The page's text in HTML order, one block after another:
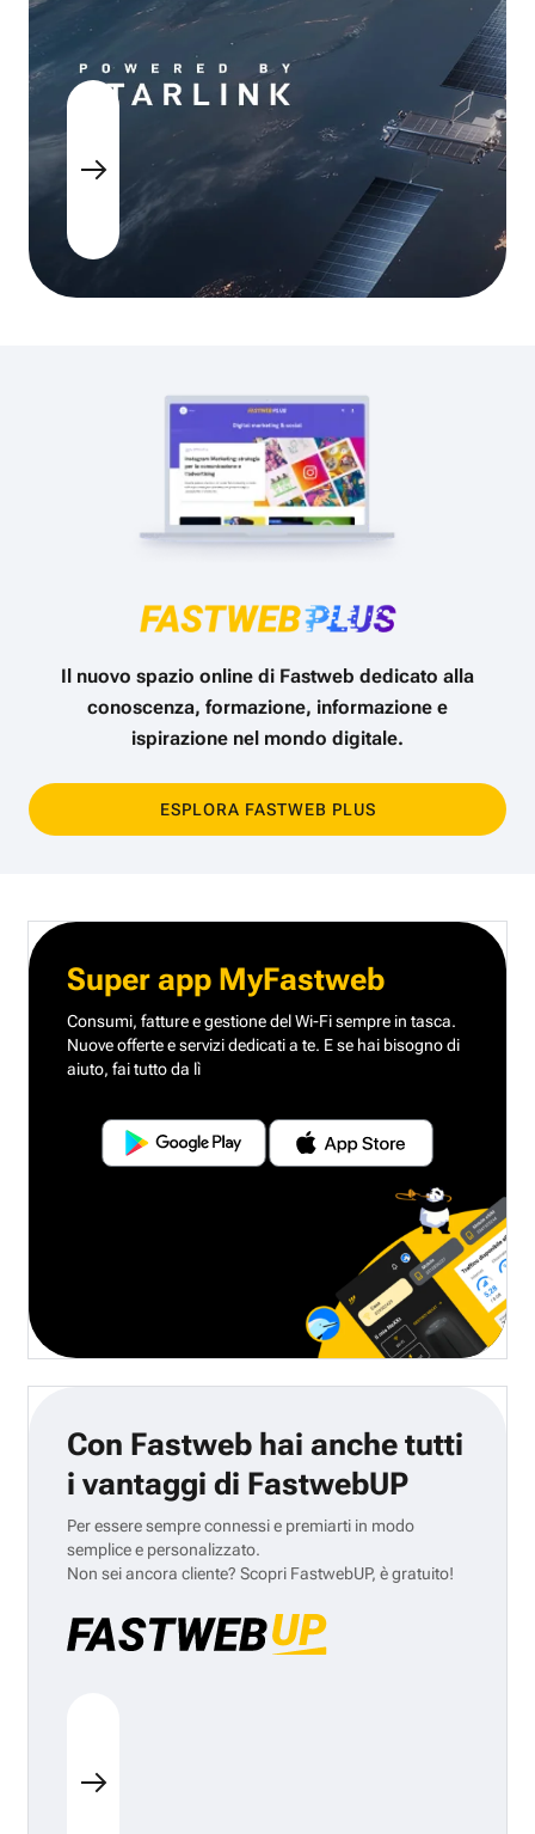
Il nuovo spazio online di Fastweb dedicato alla
conoscenza, formazione, informazione e
ispirazione nel mondo digitale.
ESPLORA FASTWEB PLUS
Super app MyFastweb
Consumi, fatture e gestione del Wi-Fi sempre in tasca.
Nuove offerte e servizi dedicati a te. E se hai bisogno di
aiuto, fai tutto da lì
Con Fastweb hai anche tutti
i vantaggi di FastwebUP
Per essere sempre connessi e premiarti in modo
semplice e personalizzato.
Non sei ancora cliente? Scopri FastwebUP, è gratuito!